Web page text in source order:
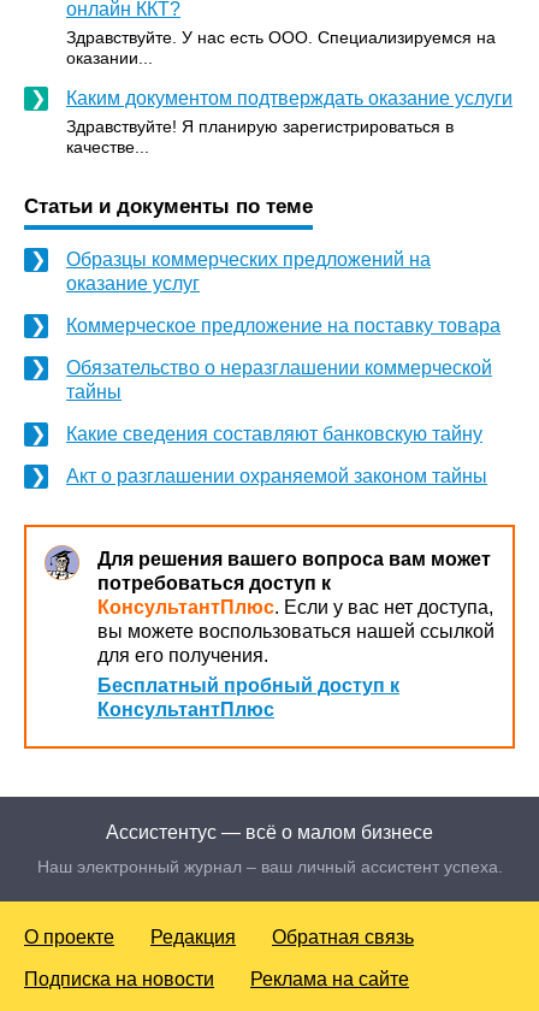
онлайн ККТ?
Здравствуйте. У нас есть ООО. Специализируемся на
оказании...
Каким документом подтверждать оказание услуги
Здравствуйте! Я планирую зарегистрироваться в
качестве...
Статьи и документы по теме
Образцы коммерческих предложений на
оказание услуг
Коммерческое предложение на поставку товара
Обязательство о неразглашении коммерческой
тайны
Какие сведения составляют банковскую тайну
Акт о разглашении охраняемой законом тайны
Для решения вашего вопроса вам может
потребоваться доступ к
КонсультантПлюс. Если у вас нет доступа,
вы можете воспользоваться нашей ссылкой
для его получения.
Бесплатный пробный доступ к
КонсультантПлюс
Ассистентус — всё о малом бизнесе
Наш электронный журнал – ваш личный ассистент успеха.
О проекте Редакция Обратная связь
Подписка на новости Реклама на сайте